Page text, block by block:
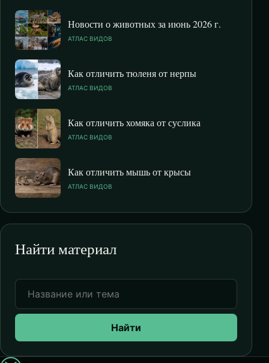
Новости о животных за июнь 2026 г.
АТЛАС ВИДОВ
Как отличить тюленя от нерпы
АТЛАС ВИДОВ
Как отличить хомяка от суслика
АТЛАС ВИДОВ
Как отличить мышь от крысы
АТЛАС ВИДОВ
Найти материал
Найти